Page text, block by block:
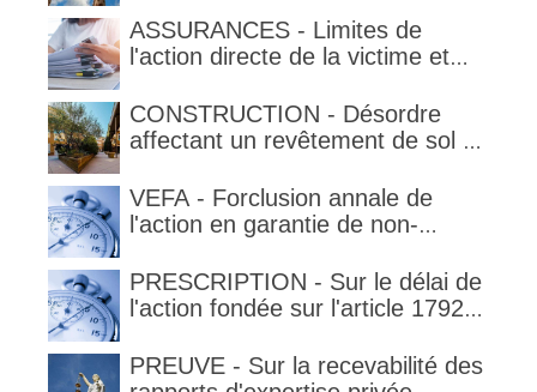
ASSURANCES - Limites de
l'action directe de la victime et
délimitant l'étendue temporelle de
la garantie en condition de la
CONSTRUCTION - Désordre
affectant un revêtement de sol et
VEFA - Forclusion annale de
l'action en garantie de non-
PRESCRIPTION - Sur le délai de
l'action fondée sur l'article 1792-
PREUVE - Sur la recevabilité des